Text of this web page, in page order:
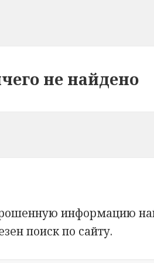
не найдено
информацию
поиск по сайту.